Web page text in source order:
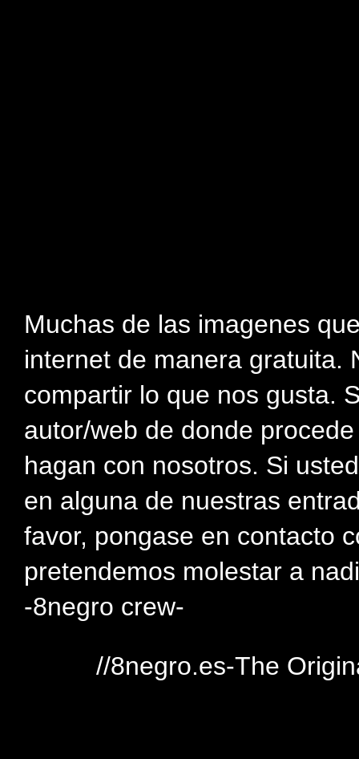
Muchas de las imagenes
internet de manera gratuita.
compartir lo que nos gusta.
autor/web de donde
hagan con nosotros. Si
en alguna de nuestras
favor, pongase en contacto
pretendemos molestar a
-8negro crew-
//8negro.es-The